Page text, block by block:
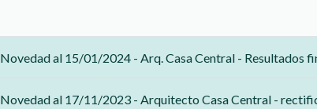
Novedad al 15/01/2024 - Arq. Casa Central - Resultados
Novedad al 17/11/2023 - Arquitecto Casa Central -